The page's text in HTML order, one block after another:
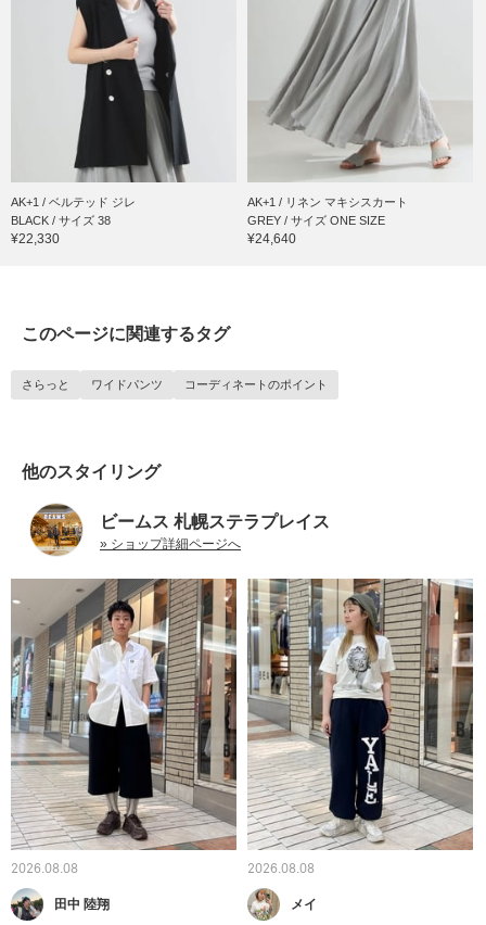
AK+1 / ベルテッド ジレ
BLACK / サイズ 38
¥22,330
AK+1 / リネン マキシスカート
GREY / サイズ ONE SIZE
¥24,640
このページに関連するタグ
さらっと ワイドパンツ コーディネートのポイント
他のスタイリング
ビームス 札幌ステラプレイス
» ショップ詳細ページへ
2026.08.08
田中 陸翔
2026.08.08
メイ